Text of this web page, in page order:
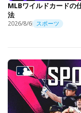
MLBワイルドカードの
法
2026/8/6 スポーツ